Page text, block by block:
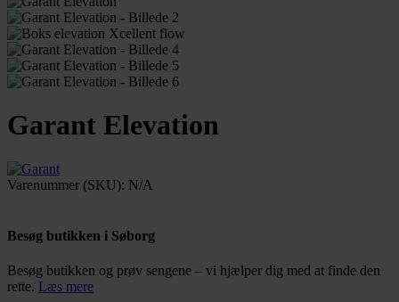
Garant Elevation
Varenummer (SKU): N/A
Besøg butikken i Søborg
Besøg butikken og prøv sengene – vi hjælper dig med at finde den
rette. Læs mere